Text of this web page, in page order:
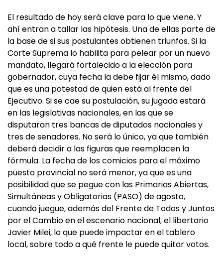
El resultado de hoy será clave para lo que viene. Y
ahí entran a tallar las hipótesis. Una de ellas parte de
la base de si sus postulantes obtienen triunfos. Si la
Corte Suprema lo habilita para pelear por un nuevo
mandato, llegará fortalecido a la elección para
gobernador, cuya fecha la debe fijar él mismo, dado
que es una potestad de quien está al frente del
Ejecutivo. Si se cae su postulación, su jugada estará
en las legislativas nacionales, en las que se
disputaran tres bancas de diputados nacionales y
tres de senadores. No será lo único, ya que también
deberá decidir a las figuras que reemplacen la
fórmula. La fecha de los comicios para el máximo
puesto provincial no será menor, ya que es una
posibilidad que se pegue con las Primarias Abiertas,
Simultáneas y Obligatorias (PASO) de agosto,
cuando juegue, además del Frente de Todos y Juntos
por el Cambio en el escenario nacional, el libertario
Javier Milei, lo que puede impactar en el tablero
local, sobre todo a qué frente le puede quitar votos.